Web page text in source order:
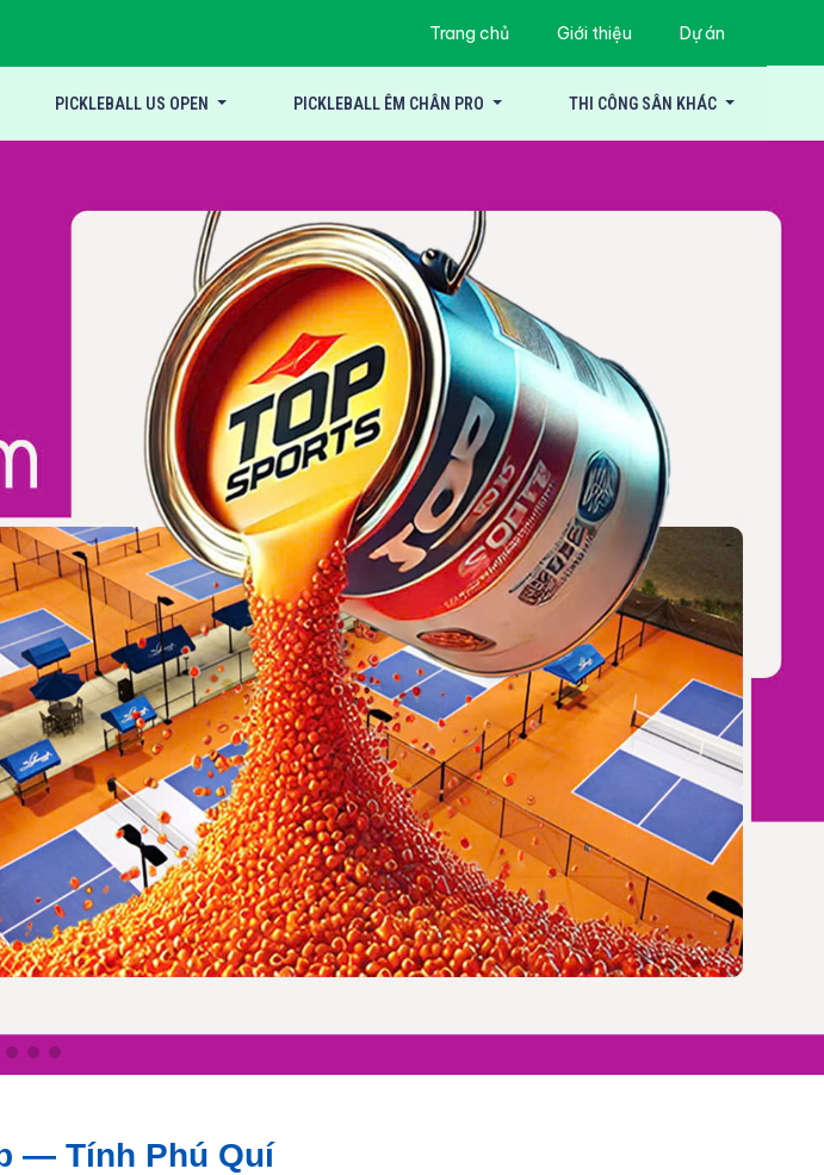
Trang chủ Giới thiệu Dự án
PICKLEBALL US OPEN PICKLEBALL ÊM CHÂN PRO THI CÔNG SÂN KHÁC
— Tính Phú Quí